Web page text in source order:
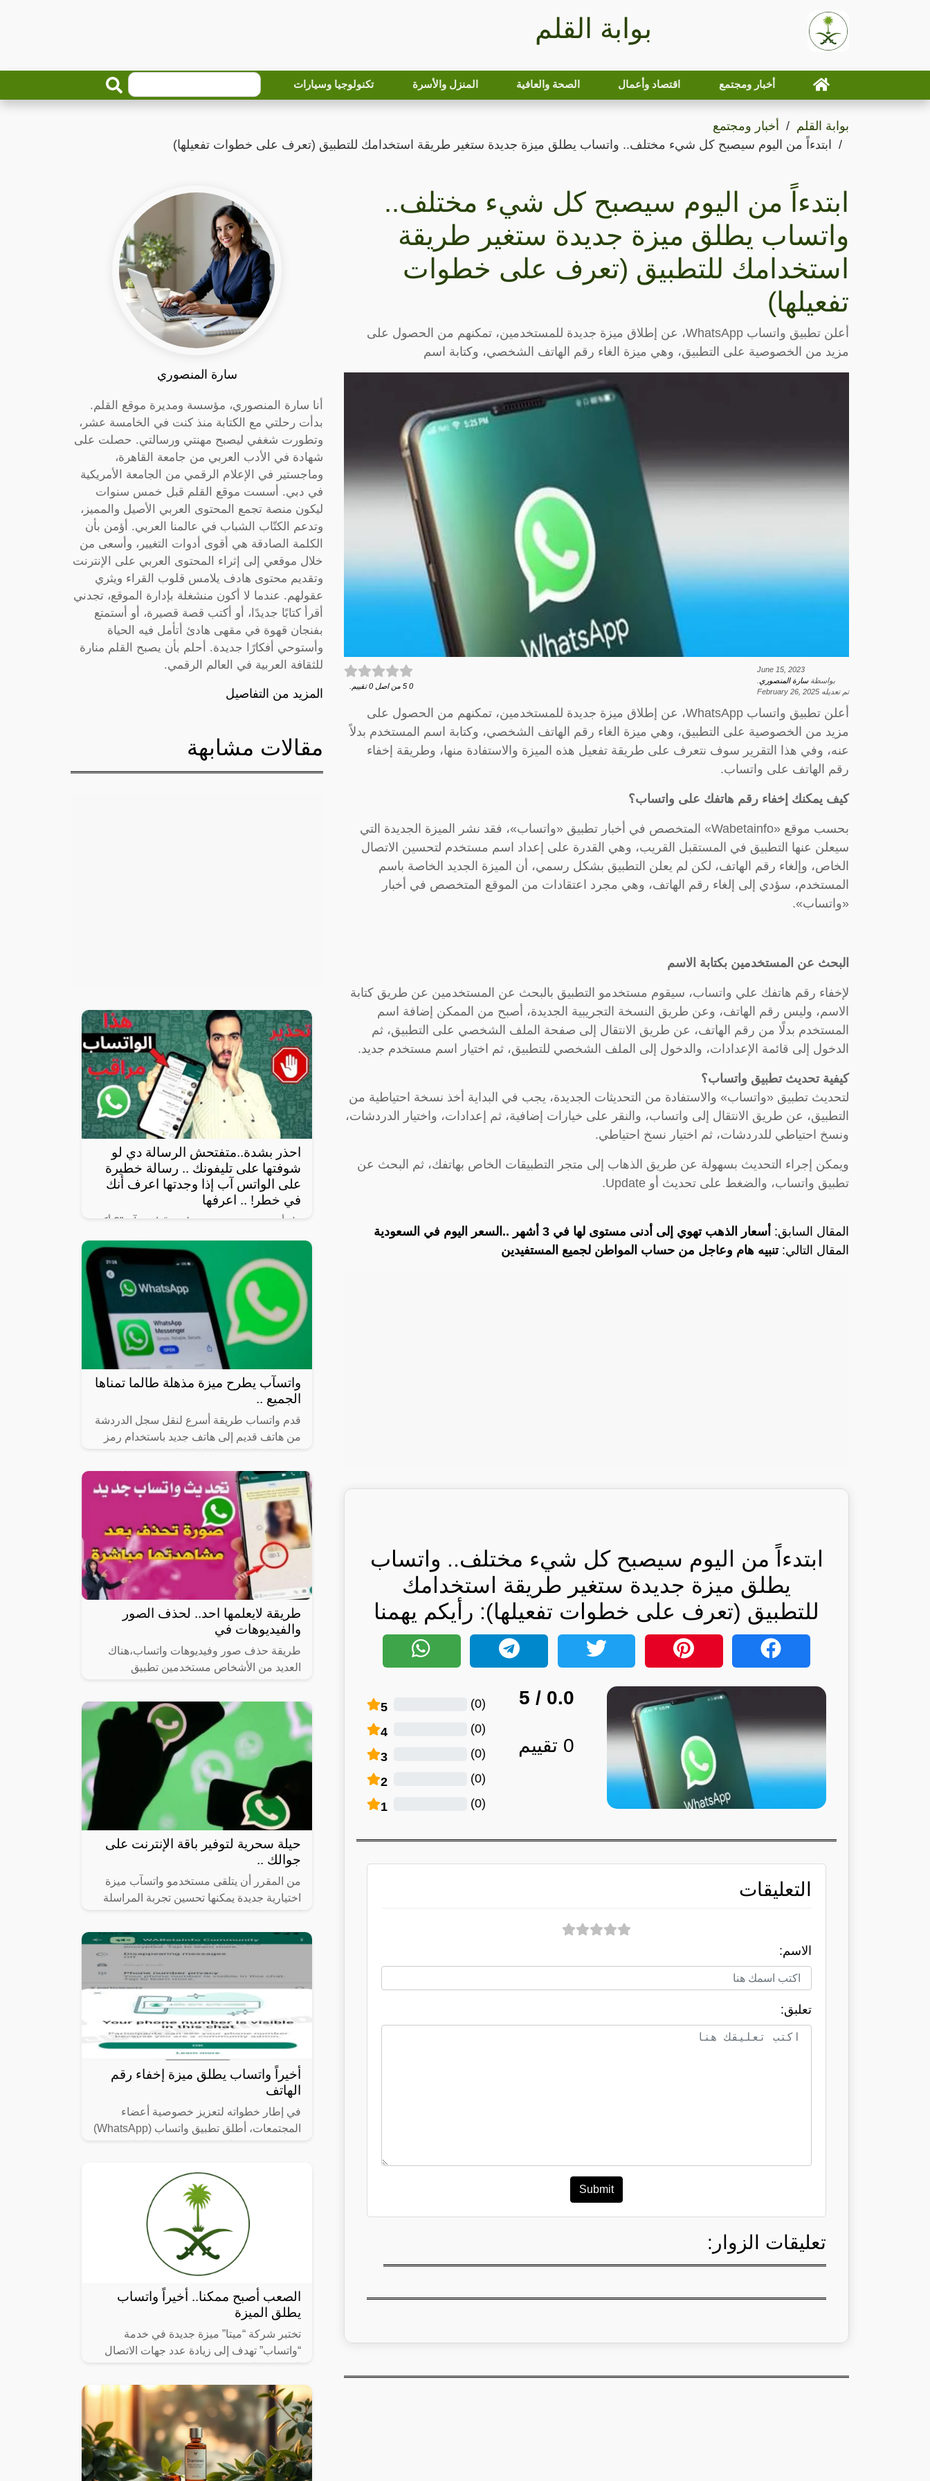
بوابة القلم
أخبار ومجتمع اقتصاد وأعمال الصحة والعافية المنزل والأسرة تكنولوجيا وسيارات
بوابة القلم
أخبار ومجتمع
ابتدءاً من اليوم سيصبح كل شيء مختلف.. واتساب يطلق ميزة جديدة ستغير طريقة استخدامك للتطبيق (تعرف على خطوات تفعيلها)
ابتدءاً من اليوم سيصبح كل شيء مختلف..
واتساب يطلق ميزة جديدة ستغير طريقة
استخدامك للتطبيق (تعرف على خطوات
تفعيلها)
أعلن تطبيق واتساب WhatsApp، عن إطلاق ميزة جديدة للمستخدمين، تمكنهم من الحصول على
مزيد من الخصوصية على التطبيق، وهي ميزة الغاء رقم الهاتف الشخصي، وكتابة اسم
June 15, 2023
بواسطةسارة المنصوري
تم تعديله February 26, 2025
0
5 من اصل 0 تقييم.
أعلن تطبيق واتساب WhatsApp، عن إطلاق ميزة جديدة للمستخدمين، تمكنهم من الحصول على
مزيد من الخصوصية على التطبيق، وهي ميزة الغاء رقم الهاتف الشخصي، وكتابة اسم المستخدم بدلاً
عنه، وفي هذا التقرير سوف نتعرف على طريقة تفعيل هذه الميزة والاستفادة منها، وطريقة إخفاء
رقم الهاتف على واتساب.
كيف يمكنك إخفاء رقم هاتفك على واتساب؟
بحسب موقع «Wabetainfo» المتخصص في أخبار تطبيق «واتساب»، فقد نشر الميزة الجديدة التي
سيعلن عنها التطبيق في المستقبل القريب، وهي القدرة على إعداد اسم مستخدم لتحسين الاتصال
الخاص، وإلغاء رقم الهاتف، لكن لم يعلن التطبيق بشكل رسمي، أن الميزة الجديد الخاصة باسم
المستخدم، سؤدي إلى إلغاء رقم الهاتف، وهي مجرد اعتقادات من الموقع المتخصص في أخبار
«واتساب».
البحث عن المستخدمين بكتابة الاسم
لإخفاء رقم هاتفك علي واتساب، سيقوم مستخدمو التطبيق بالبحث عن المستخدمين عن طريق كتابة
الاسم، وليس رقم الهاتف، وعن طريق النسخة التجريبية الجديدة، أصبح من الممكن إضافة اسم
المستخدم بدلًا من رقم الهاتف، عن طريق الانتقال إلى صفحة الملف الشخصي على التطبيق، ثم
الدخول إلى قائمة الإعدادات، والدخول إلى الملف الشخصي للتطبيق، ثم اختيار اسم مستخدم جديد.
كيفية تحديث تطبيق واتساب؟
لتحديث تطبيق «واتساب» والاستفادة من التحديثات الجديدة، يجب في البداية أخذ نسخة احتياطية من
التطبيق، عن طريق الانتقال إلى واتساب، والنقر على خيارات إضافية، ثم إعدادات، واختيار الدردشات،
ونسخ احتياطي للدردشات، ثم اختيار نسخ احتياطي.
ويمكن إجراء التحديث بسهولة عن طريق الذهاب إلى متجر التطبيقات الخاص بهاتفك، ثم البحث عن
تطبيق واتساب، والضغط على تحديث أو Update.
المقال السابق: أسعار الذهب تهوي إلى أدنى مستوى لها في 3 أشهر ..السعر اليوم في السعودية
المقال التالي:تنبيه هام وعاجل من حساب المواطن لجميع المستفيدين
ابتدءاً من اليوم سيصبح كل شيء مختلف.. واتساب
يطلق ميزة جديدة ستغير طريقة استخدامك
للتطبيق (تعرف على خطوات تفعيلها): رأيكم يهمنا
0.0
/ 5
0 تقييم
5 (
0
)
4 (
0
)
3 (
0
)
2 (
0
)
1 (
0
)
التعليقات
الاسم:
تعلبق:
Submit
تعليقات الزوار:
سارة المنصوري
أنا سارة المنصوري، مؤسسة ومديرة موقع القلم.
بدأت رحلتي مع الكتابة منذ كنت في الخامسة عشر،
وتطورت شغفي ليصبح مهنتي ورسالتي. حصلت على
شهادة في الأدب العربي من جامعة القاهرة،
وماجستير في الإعلام الرقمي من الجامعة الأمريكية
في دبي. أسست موقع القلم قبل خمس سنوات
ليكون منصة تجمع المحتوى العربي الأصيل والمميز،
وتدعم الكتّاب الشباب في عالمنا العربي. أؤمن بأن
الكلمة الصادقة هي أقوى أدوات التغيير، وأسعى من
خلال موقعي إلى إثراء المحتوى العربي على الإنترنت
وتقديم محتوى هادف يلامس قلوب القراء ويثري
عقولهم. عندما لا أكون منشغلة بإدارة الموقع، تجدني
أقرأ كتابًا جديدًا، أو أكتب قصة قصيرة، أو أستمتع
بفنجان قهوة في مقهى هادئ أتأمل فيه الحياة
وأستوحي أفكارًا جديدة. أحلم بأن يصبح القلم منارة
للثقافة العربية في العالم الرقمي.
المزيد من التفاصيل
مقالات مشابهة
احذر بشدة..متفتحش الرسالة دي لو
شوفتها على تليفونك .. رسالة خطيرة
على الواتس آب إذا وجدتها اعرف أنك
في خطر! .. اعرفها
هل أنت من مستخدمي تطبيق “واتس آب”؟ أكيد
الإجابة نعم، إذن فهذا المقال لك، حيث يعتبر
الواتس من أكثر التطبيقات استخداما في مواقع
السوشيال ميديا ولا يخلو جهاز
واتسآب يطرح ميزة مذهلة طالما تمناها
الجميع ..
قدم واتساب طريقة أسرع لنقل سجل الدردشة
من هاتف قديم إلى هاتف جديد باستخدام رمز
يتحولون إلى هاتف جديد بنفس نظام التشغيل،
طريقة لايعلمها احد.. لحذف الصور
والفيديوهات في
طريقة حذف صور وفيديوهات واتساب،هناك
العديد من الأشخاص مستخدمين تطبيق
خلالها حذف الصور والفيديوهات داخل التطبيق
من أجل
حيلة سحرية لتوفير باقة الإنترنت على
جوالك ..
من المقرر أن يتلقى مستخدمو واتسآب ميزة
اختيارية جديدة يمكنها تحسين تجربة المراسلة
الخاصة بهم، حيث سيطرح تطبيق
أخيراً واتساب يطلق ميزة إخفاء رقم
الهاتف
في إطار خطواته لتعزيز خصوصية أعضاء
المجتمعات، أطلق تطبيق واتساب (WhatsApp)
الصعب أصبح ممكنا.. أخيراً واتساب
يطلق الميزة
تختبر شركة “ميتا” ميزة جديدة في خدمة
“واتساب” تهدف إلى زيادة عدد جهات الاتصال